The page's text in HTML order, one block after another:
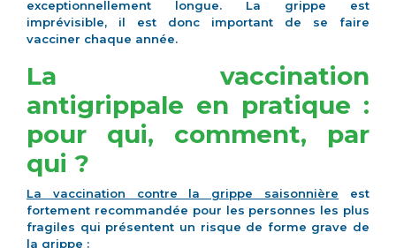
exceptionnellement longue. La grippe est
imprévisible, il est donc important de se faire
vacciner chaque année.
La vaccination
antigrippale en pratique :
pour qui, comment, par
qui ?
La vaccination contre la grippe saisonnière est
fortement recommandée pour les personnes les plus
fragiles qui présentent un risque de forme grave de
la grippe :